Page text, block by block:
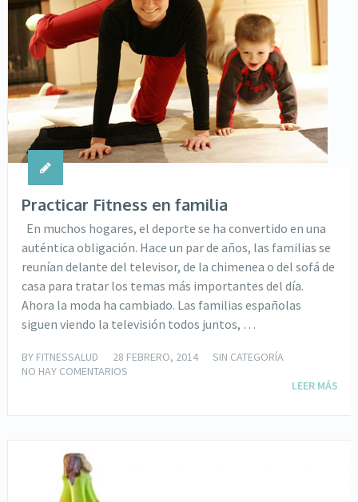
Practicar Fitness en familia
En muchos hogares, el deporte se ha convertido en una
auténtica obligación. Hace un par de años, las familias se
reunían delante del televisor, de la chimenea o del sofá de
casa para tratar los temas más importantes del día.
Ahora la moda ha cambiado. Las familias españolas
siguen viendo la televisión todos juntos, …
BY FITNESSALUD 28 FEBRERO, 2014
SIN CATEGORÍA
NO HAY COMENTARIOS
LEER MÁS